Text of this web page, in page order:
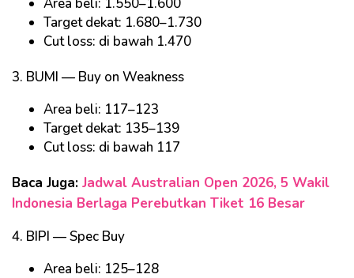
Target dekat: 1.680–1.730
Cut loss: di bawah 1.470
3. BUMI — Buy on Weakness
Area beli: 117–123
Target dekat: 135–139
Cut loss: di bawah 117
Baca Juga: Jadwal Australian Open 2026, 5 Wakil
Indonesia Berlaga Perebutkan Tiket 16 Besar
4. BIPI — Spec Buy
Area beli: 125–128